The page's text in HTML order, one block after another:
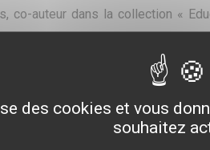
co-auteur dans la collection «
du Journal de l'Association
le domaine associatif en santé.
de Commission et groupe de
dans le champ des maladies
députés, sénateurs et maires,
des cookies et vous
souhaitez